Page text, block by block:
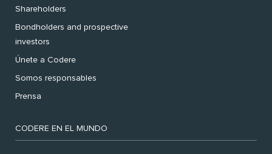
Shareholders
Bondholders and prospective
investors
Únete a Codere
Somos responsables
Prensa
CODERE EN EL MUNDO